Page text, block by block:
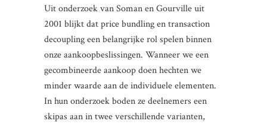
Uit onderzoek van Soman en Gourville uit
2001 blijkt dat price bundling en transaction
decoupling een belangrijke rol spelen binnen
onze aankoopbeslissingen. Wanneer we een
gecombineerde aankoop doen hechten we
minder waarde aan de individuele elementen.
In hun onderzoek boden ze deelnemers een
skipas aan in twee verschillende varianten,